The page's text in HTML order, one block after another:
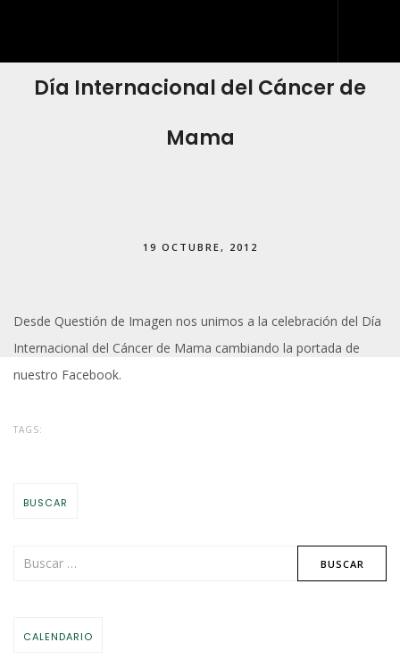
INICIO
CONTACTO
Día Internacional del Cáncer de
Mama
19 OCTUBRE, 2012
Desde Questión de Imagen nos unimos a la celebración del Día
Internacional del Cáncer de Mama cambiando la portada de
nuestro Facebook.
TAGS:
BUSCAR
CALENDARIO